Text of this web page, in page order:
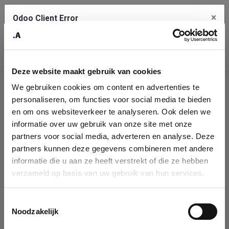
Deze website maakt gebruik van cookies
We gebruiken cookies om content en advertenties te
personaliseren, om functies voor social media te bieden
en om ons websiteverkeer te analyseren. Ook delen we
informatie over uw gebruik van onze site met onze
partners voor social media, adverteren en analyse. Deze
partners kunnen deze gegevens combineren met andere
informatie die u aan ze heeft verstrekt of die ze hebben
verzameld op basis van uw gebruik van hun services.
Noodzakelijk
Company
Identification
Please fill in your company details
You can search a company in our database by name, VAT or
enterprise ID. When a company is selected it will auto-complete the
form. If you don't find your company in our database, you can create
Odoo Client Error ×
service.
See details
Ok